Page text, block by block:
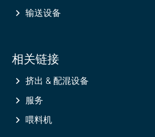
输送设备
相关链接
挤出 & 配混设备
服务
喂料机